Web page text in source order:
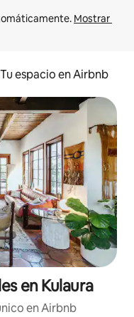
Mostrar
Tu espacio en Airbnb
en Kulaura
en Airbnb